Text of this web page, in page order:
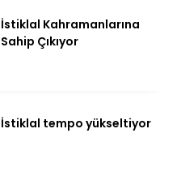
İstiklal Kahramanlarına
Sahip Çıkıyor
İstiklal tempo yükseltiyor